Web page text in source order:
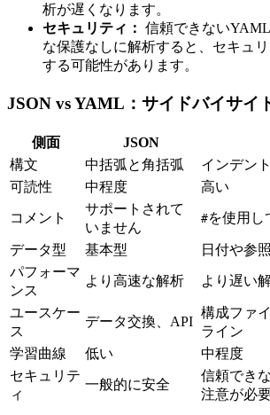
析が遅くなります。
セキュリティ： 信頼できない
な保護なしに解析すると、セキュ
する可能性があります。
JSON vs YAML：サイドバイサイ
側面 JSON
構文
中括弧と角括弧
インデン
可読性
中程度 高い
コメント
サポートされて
いません
#を使用し
データ型 基本型
日付や参
パフォーマ
ンス
より高速な解析 より遅い
ユースケー
ス
データ交換、API
構成ファ
ライン
学習曲線
低い
中程度
セキュリテ
ィ
一般的に安全
信頼でき
注意が必